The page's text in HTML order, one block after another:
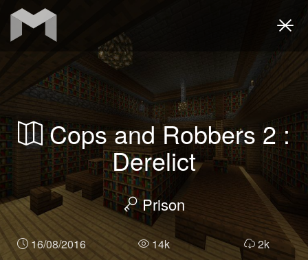
Cops and Robbers 2 :
Derelict
Prison
16/08/2016 14k 2k